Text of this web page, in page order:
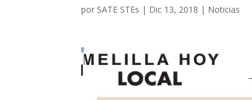
por SATE STEs | Dic 13, 2018 | Noticias